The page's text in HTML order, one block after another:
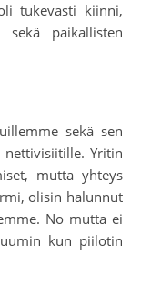
tukevasti kiinni,
paikallisten
sekä sen
nettivisiitille. Yritin
mutta yhteys
olisin halunnut
No mutta ei
kun piilotin